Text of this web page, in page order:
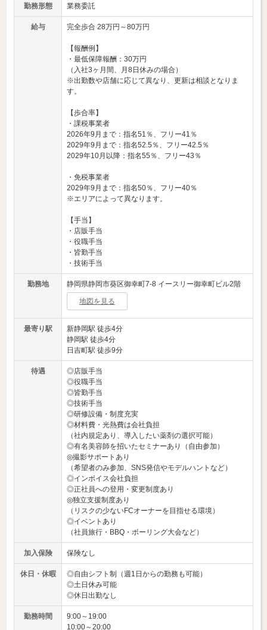
勤務形態 業務委託
給与 完全歩合 28万円～80万円
【報酬例】
・最低保障報酬：30万円
（入社3ヶ月間、月8日休みの場合）
※出勤数や店舗に応じて異なり、更新は相談となりま
す。
【歩合率】
・課税事業者
2026年9月まで：指名51％、フリー41％
2029年9月まで：指名52.5％、フリー42.5％
2029年10月以降：指名55％、フリー43％
・免税事業者
2029年9月まで：指名50％、フリー40％
※エリアによって異なります。
【手当】
・店販手当
・役職手当
・皆勤手当
・技術手当
勤務地 静岡県静岡市葵区御幸町7-8 イースリー御幸町ビル2階
地図を見る
最寄り駅
新静岡駅 徒歩4分
静岡駅 徒歩4分
日吉町駅 徒歩9分
待遇
◎店販手当
◎役職手当
◎皆勤手当
◎技術手当
◎研修設備・制度充実
◎材料費・光熱費は会社負担
（社内規定あり、導入したい薬剤の選択可能）
◎有名美容師を招いたセミナーあり（自由参加）
◎撮影サポートあり
（希望者のみ参加、SNS発信やモデルハントなど）
◎インボイス会社負担
◎正社員への登用・変更制度あり
◎独立支援制度あり
（リスクの少ないFCオーナーを目指せる環境）
◎イベントあり
（社員旅行・BBQ・ボーリング大会など）
加入保険 保険なし
休日・休暇
◎自由シフト制（週1日からの勤務も可能）
◎土日休み可能
◎休日出勤なし
勤務時間
9:00～19:00
10:00～20:00